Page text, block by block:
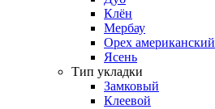
Клён
Мербау
Орех американский
Ясень
Тип укладки
Замковый
Клеевой